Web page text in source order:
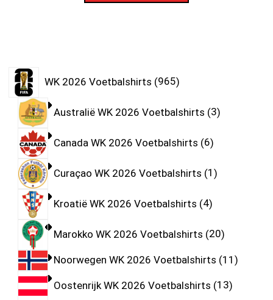
WK 2026 Voetbalshirts 965
Australië WK 2026 Voetbalshirts 3
Canada WK 2026 Voetbalshirts 6
Curaçao WK 2026 Voetbalshirts 1
Kroatië WK 2026 Voetbalshirts 4
Marokko WK 2026 Voetbalshirts 20
Noorwegen WK 2026 Voetbalshirts 11
Oostenrijk WK 2026 Voetbalshirts 13